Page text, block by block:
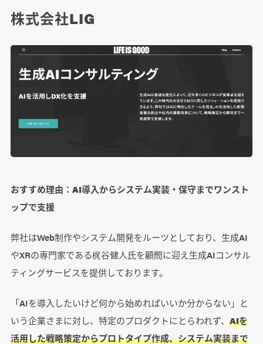
株式会社LIG
おすすめ理由：AI導入からシステム実装・保守までワンスト
ップで支援
弊社はWeb制作やシステム開発をルーツとしており、生成AI
やXRの専門家である梶谷健人氏を顧問に迎え生成AIコンサル
ティングサービスを提供しております。
「AIを導入したいけど何から始めればいいか分からない」と
いう企業さまに対し、特定のプロダクトにとらわれず、 AIを
活用した戦略策定からプロトタイプ作成、システム実装まで